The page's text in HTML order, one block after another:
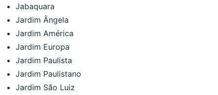
Jabaquara
Jardim Ângela
Jardim América
Jardim Europa
Jardim Paulista
Jardim Paulistano
Jardim São Luiz